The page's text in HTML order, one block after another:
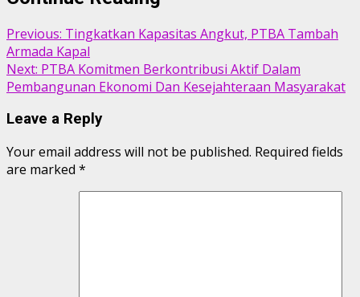
Previous: Tingkatkan Kapasitas Angkut, PTBA Tambah
Armada Kapal
Next: PTBA Komitmen Berkontribusi Aktif Dalam
Pembangunan Ekonomi Dan Kesejahteraan Masyarakat
Leave a Reply
Your email address will not be published. Required fields
are marked *